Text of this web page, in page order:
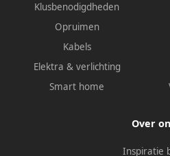
Klusbenodigdheden
Opruimen
Kabels
Elektra & verlichting
Smart home
Over
Inspiratie